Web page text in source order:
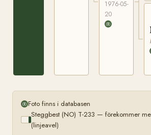
1976-05-
20
Foto finns i databasen
Steggbest (NO) T-233 — förekommer
(linjeavel)